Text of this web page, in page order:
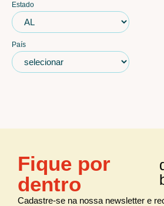
Estado
País
Fique por
dentro
Cadastre-se na nossa newsletter e